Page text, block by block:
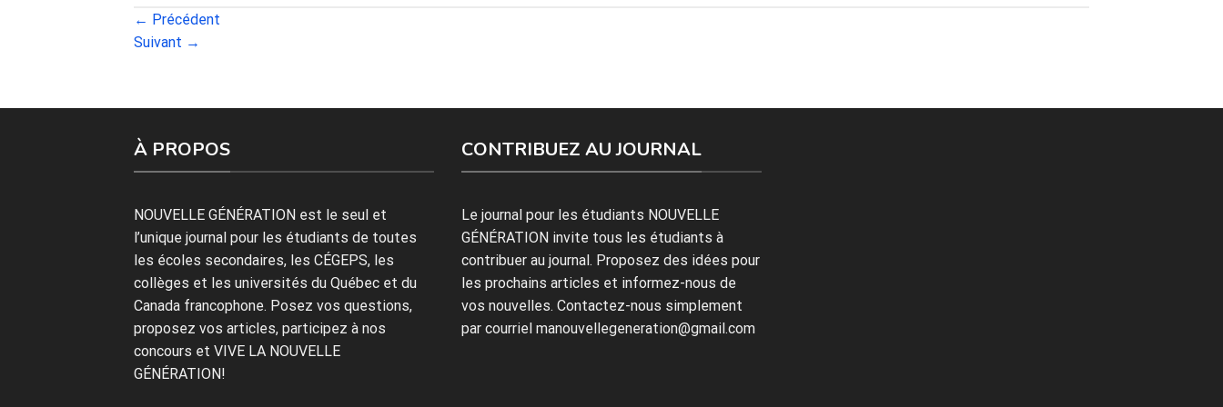
← Précédent
Suivant →
À PROPOS
NOUVELLE GÉNÉRATION est le seul et
l’unique journal pour les étudiants de toutes
les écoles secondaires, les CÉGEPS, les
collèges et les universités du Québec et du
Canada francophone. Posez vos questions,
proposez vos articles, participez à nos
concours et VIVE LA NOUVELLE
GÉNÉRATION!
CONTRIBUEZ AU JOURNAL
Le journal pour les étudiants NOUVELLE
GÉNÉRATION invite tous les étudiants à
contribuer au journal. Proposez des idées pour
les prochains articles et informez-nous de
vos nouvelles. Contactez-nous simplement
par courriel manouvellegeneration@gmail.com